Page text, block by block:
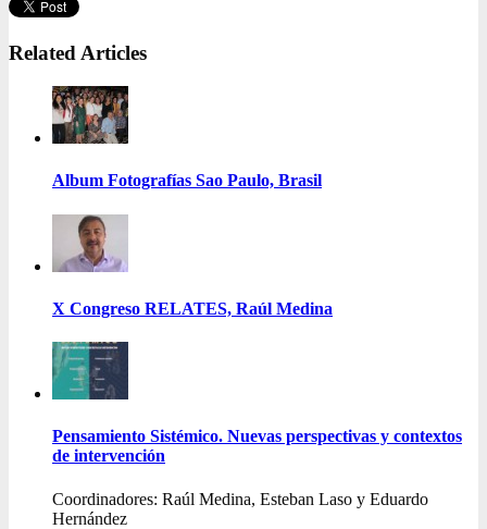
Related Articles
Album Fotografías Sao Paulo, Brasil
X Congreso RELATES, Raúl Medina
Pensamiento Sistémico. Nuevas perspectivas y contextos
de intervención
Coordinadores: Raúl Medina, Esteban Laso y Eduardo
Hernández